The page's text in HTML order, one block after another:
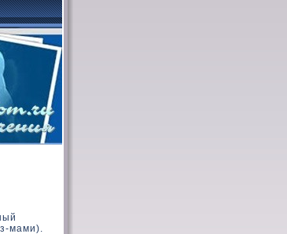
мами).